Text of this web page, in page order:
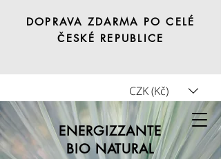
DOPRAVA ZDARMA PO CELÉ
ČESKÉ REPUBLICE
Tricho.shop
CZK (Kč)
ENERGIZZANTE
BIO NATURAL